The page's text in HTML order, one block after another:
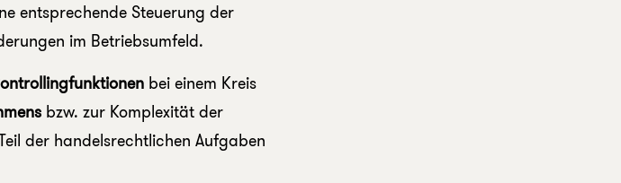
entsprechende Steuerung der
im Betriebsumfeld.
bei einem Kreis
bzw. zur Komplexität der
der handelsrechtlichen Aufgaben